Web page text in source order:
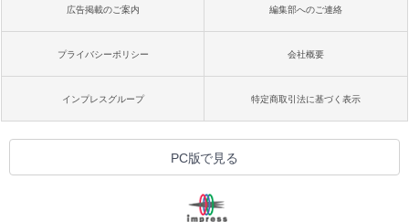
広告掲載のご案内 編集部へのご連絡
プライバシーポリシー 会社概要
インプレスグループ 特定商取引法に基づく表示
PC版で見る